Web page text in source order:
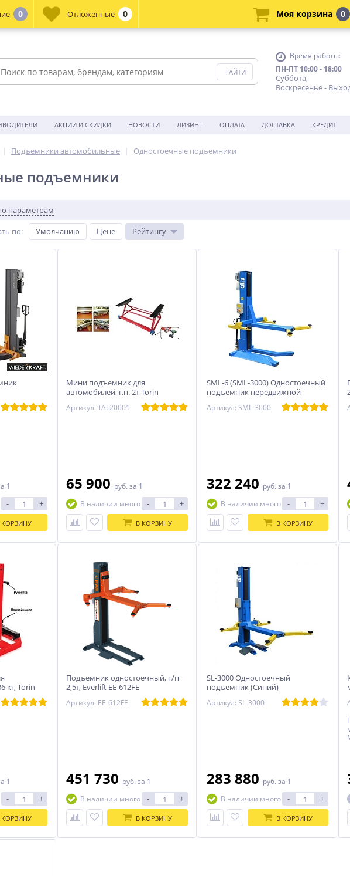
Время работы:
ПН-ПТ 10:00 - 18:00
Суббота,
Воскресенье -
АКЦИИ И СКИДКИ НОВОСТИ ЛИЗИНГ ОПЛАТА ДОСТАВКА КРЕДИТ
Подъемники автомобильные Одностоечные подъемники
подъемники
параметрам
по: Умолчанию Цене Рейтингу
1
- +
КОРЗИНУ
Мини подъемник для
автомобилей, г.п. 2т Torin
Артикул: TAL20001
65 900 руб. за 1
В наличии много
- +
В КОРЗИНУ
SML-6 (SML-3000) Одностоечный
подъемник передвижной
Артикул: SML-3000
322 240 руб. за 1
В наличии много
- +
В КОРЗИНУ
кг, Torin
1
- +
КОРЗИНУ
Подъемник одностоечный, г/п
2,5т, Everlift EE-612FE
Артикул: EE-612FE
451 730 руб. за 1
В наличии много
- +
В КОРЗИНУ
SL-3000 Одностоечный
подъемник (Синий)
Артикул: SL-3000
283 880 руб. за 1
В наличии много
- +
В КОРЗИНУ
0 Отложенные 0 Моя корзина 0